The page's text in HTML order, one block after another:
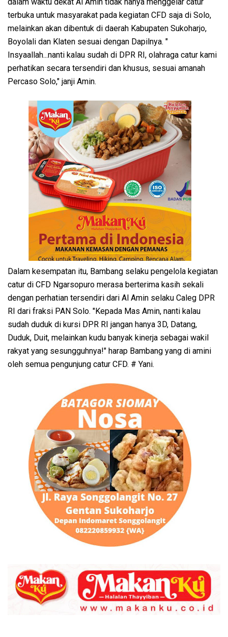
terbuka untuk masyarakat pada kegiatan CFD saja di Solo,
melainkan akan dibentuk di daerah Kabupaten Sukoharjo,
Boyolali dan Klaten sesuai dengan Dapilnya. "
Insyaallah...nanti kalau sudah di DPR RI, olahraga catur kami
perhatikan secara tersendiri dan khusus, sesuai amanah
Percaso Solo," janji Amin.
Dalam kesempatan itu, Bambang selaku pengelola kegiatan
catur di CFD Ngarsopuro merasa berterima kasih sekali
dengan perhatian tersendiri dari Al Amin selaku Caleg DPR
RI dari fraksi PAN Solo. "Kepada Mas Amin, nanti kalau
sudah duduk di kursi DPR RI jangan hanya 3D, Datang,
Duduk, Duit, melainkan kudu banyak kinerja sebagai wakil
rakyat yang sesungguhnya!" harap Bambang yang di amini
oleh semua pengunjung catur CFD. # Yani.